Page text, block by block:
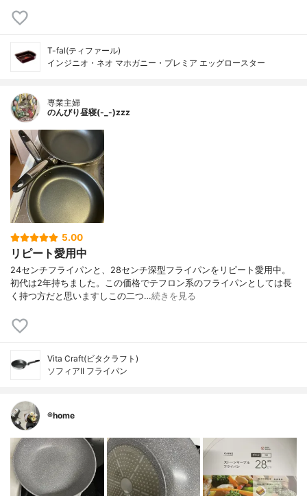
T-fal(ティファール)
インジニオ・ネオ マホガニー・プレミア エッグロースター
専業主婦
のんびり昼寝(-_-)zzz
5.00
リピート愛用中
24センチフライパンと、28センチ深型フライパンをリピート愛用中。
初代は2年持ちました。この価格でテフロン系のフライパンとしては長
く持つ方だと思いますしこの二つ…続きを見る
Vita Craft(ビタクラフト)
ソフィアII フライパン
®️home